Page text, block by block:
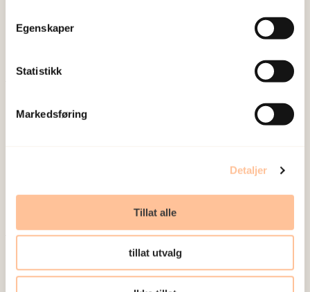
Egenskaper
Statistikk
Markedsføring
Detaljer
Tillat alle
tillat utvalg
sosiale konsekvensene som vold og traumatisk
Ansatte
Seminarer og arrangementer
Meld deg på vårt nyhetsbrev
Postadresse